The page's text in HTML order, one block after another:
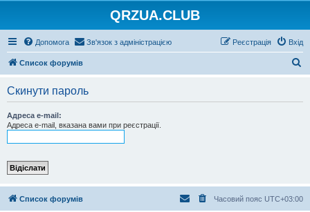
QRZUA.CLUB
Допомога Зв'язок з адміністрацією Вхід
Реєстрація
Список форумів
Скинути пароль
Адреса e-mail:
Адреса e-mail, вказана вами при реєстрації.
Список форумів Часовий пояс UTC+03:00